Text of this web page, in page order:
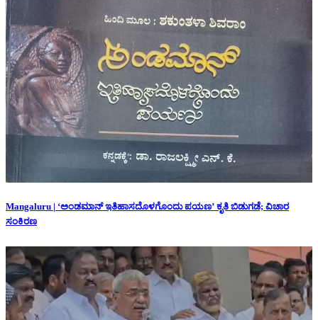
Mangaluru | ‘ಅಂಡಮಾನ್ ಇತಿಹಾಸದೊಳಗೊಂದು ಪಯಣ’ ಕೃತಿ ಬಿಡುಗಡೆ; ವಿಚಾರ
ಸಂಕಿರಣ